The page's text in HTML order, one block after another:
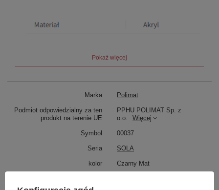
Pokaż więcej
Marka Polimat
Podmiot odpowiedzialny za ten
produkt na terenie UE
PPHU POLIMAT Sp. z
o.o.
Więcej
Symbol 00037
Seria SOLA
kolor Czarny Mat